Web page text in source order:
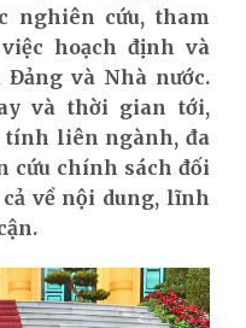
nghiên cứu, tham
hoạch định và
và Nhà nước.
và thời gian tới,
tính liên ngành, đa
cứu chính sách đối
về nội dung, lĩnh